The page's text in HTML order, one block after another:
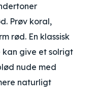
Prøv koral,
rød. En klassisk
give et solrigt
nude med
naturligt